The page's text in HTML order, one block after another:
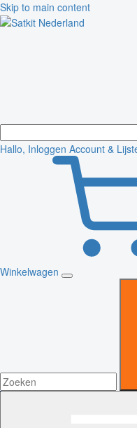
Skip to main content
Hallo, Inloggen Account &
Winkelwagen